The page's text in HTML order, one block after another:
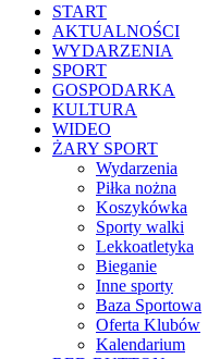
START
AKTUALNOŚCI
WYDARZENIA
SPORT
GOSPODARKA
KULTURA
WIDEO
ŻARY SPORT
Wydarzenia
Piłka nożna
Koszykówka
Sporty walki
Lekkoatletyka
Bieganie
Inne sporty
Baza Sportowa
Oferta Klubów
Kalendarium